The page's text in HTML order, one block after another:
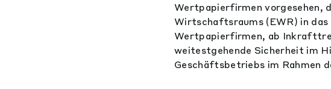
Wertpapierfirmen vorgesehen,
Wirtschaftsraums (EWR) in
Wertpapierfirmen, ab
weitestgehende Sicherheit im
Geschäftsbetriebs im Rahmen